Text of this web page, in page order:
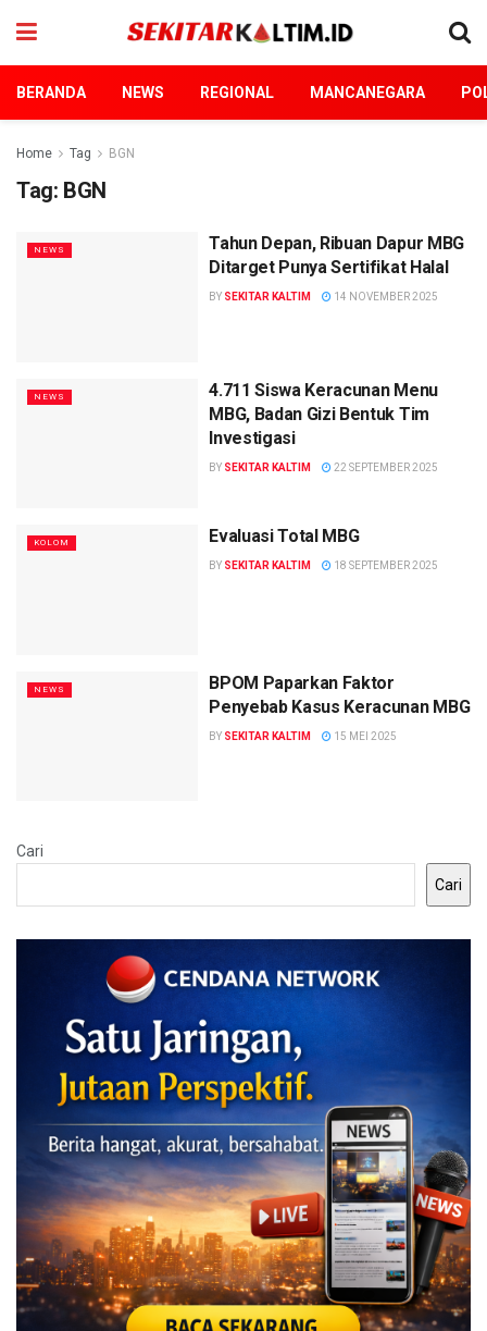
BERANDA NEWS REGIONAL MANCANEGARA
Home Tag BGN
Tag: BGN
NEWS
Tahun Depan, Ribuan Dapur MBG
Ditarget Punya Sertifikat Halal
BY SEKITAR KALTIM 14 NOVEMBER 2025
NEWS
4.711 Siswa Keracunan Menu
MBG, Badan Gizi Bentuk Tim
Investigasi
BY SEKITAR KALTIM 22 SEPTEMBER 2025
KOLOM Evaluasi Total MBG
BY SEKITAR KALTIM 18 SEPTEMBER 2025
NEWS
BPOM Paparkan Faktor
Penyebab Kasus Keracunan MBG
BY SEKITAR KALTIM 15 MEI 2025
Cari
Cari